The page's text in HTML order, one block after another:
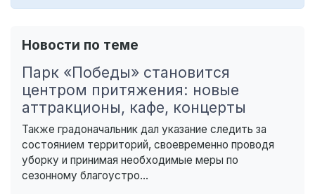
Новости по теме
Парк «Победы» становится
центром притяжения: новые
аттракционы, кафе, концерты
Также градоначальник дал указание следить за
состоянием территорий, своевременно проводя
уборку и принимая необходимые меры по
сезонному благоустро...